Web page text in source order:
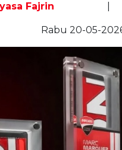
Fajrin
Rabu 20-05-